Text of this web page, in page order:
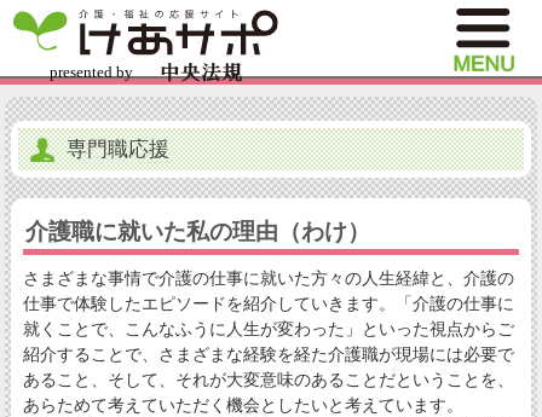
専門職応援
介護職に就いた私の理由（わけ）
さまざまな事情で介護の仕事に就いた方々の人生経緯と、介護の
仕事で体験したエピソードを紹介していきます。「介護の仕事に
就くことで、こんなふうに人生が変わった」といった視点からご
紹介することで、さまざまな経験を経た介護職が現場には必要で
あること、そして、それが大変意味のあることだということを、
あらためて考えていただく機会としたいと考えています。